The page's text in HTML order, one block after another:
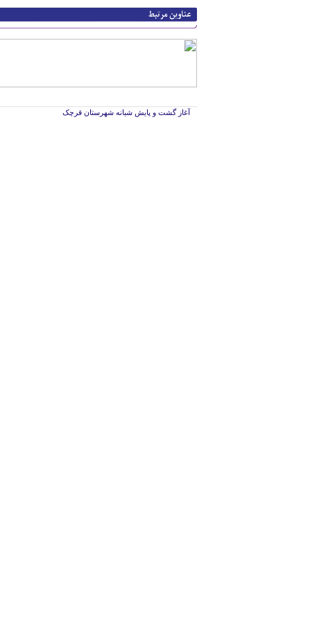
آغاز گشت و پایش شبانه شهرستان قرچک